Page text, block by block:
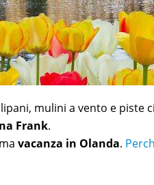
mulini a vento e piste
Frank.
vacanza in Olanda.